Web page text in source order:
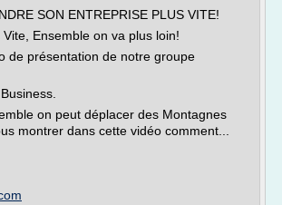
SON ENTREPRISE PLUS VITE!
Ensemble on va plus loin!
de présentation de notre groupe
on peut déplacer des Montagnes
montrer dans cette vidéo comment...